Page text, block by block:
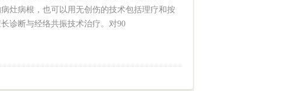
灶病根，也可以用无创伤的技术包括理疗和按
诊断与经络共振技术治疗。对90